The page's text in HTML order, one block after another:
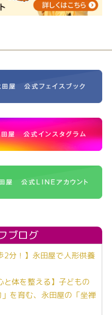
ブログ
2分！】永田屋で人形供養
と体を整える】子どもの
を育む、永田屋の「坐禅